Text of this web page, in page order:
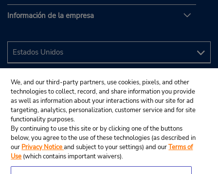
Información de la empresa
We, and our third-party partners, use cookies, pixels, and other
technologies to collect, record, and share information you provide
as well as information about your interactions with our site for ad
targeting, analytics, personalization, customer service and for site
functionality purposes.
By continuing to use this site or by clicking one of the buttons
below, you agree to the use of these technologies (as described in
our Privacy Noticeand subject to your settings) and ourTerms of
Use (which contains important waivers).